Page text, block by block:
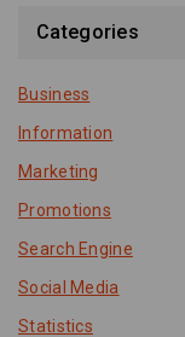
Categories
Business
Information
Marketing
Promotions
Search Engine
Social Media
Statistics